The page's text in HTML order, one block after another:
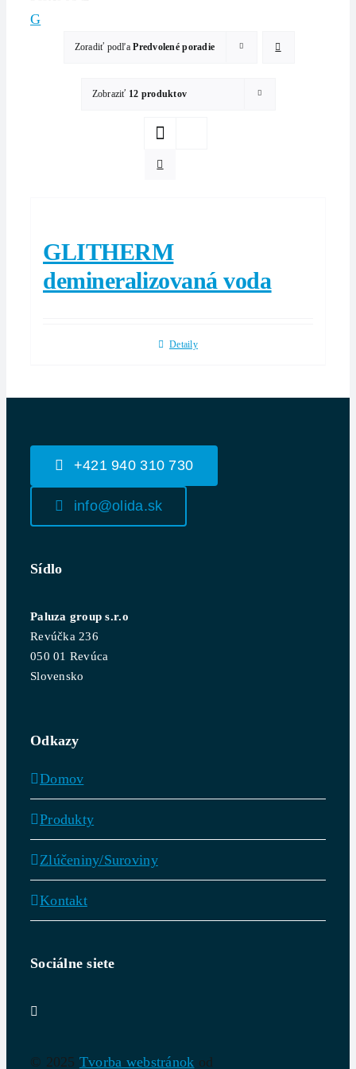
G
Zoradiť podľaPredvolené poradie
Zobraziť 12 produktov
GLITHERM
demineralizovaná voda
Detaily
+421 940 310 730
info@olida.sk
Sídlo
Paluza group s.r.o
Revúčka 236
050 01 Revúca
Slovensko
Odkazy
Domov
Produkty
Zlúčeniny/Suroviny
Kontakt
Sociálne siete
© 2025 Tvorba webstránok od